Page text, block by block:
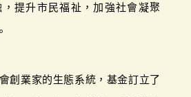
提升市民福祉，加強社會凝聚
創業家的生態系統，基金訂立了